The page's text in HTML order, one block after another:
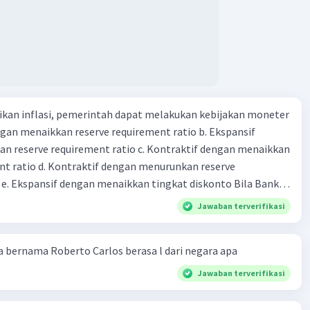
inflasi, pemerintah dapat melakukan kebijakan moneter
menaikkan reserve requirement ratio b. Ekspansif
reserve requirement ratio c. Kontraktif dengan menaikkan
ratio d. Kontraktif dengan menurunkan reserve
dengan menaikkan tingkat diskonto Bila Bank
kebijakan moneter ekspansif, ceteris paribus maka .... a.
di mana bentuk kurva jumlah uang beredar (penawaran
(penawaran uang) naik dari kiri bawah ke kanan atas
di mana bentuk kurva jumlah uang beredar
Jawaban terverifikasi
bernama Roberto Carlos berasa l dari negara apa
Jawaban terverifikasi